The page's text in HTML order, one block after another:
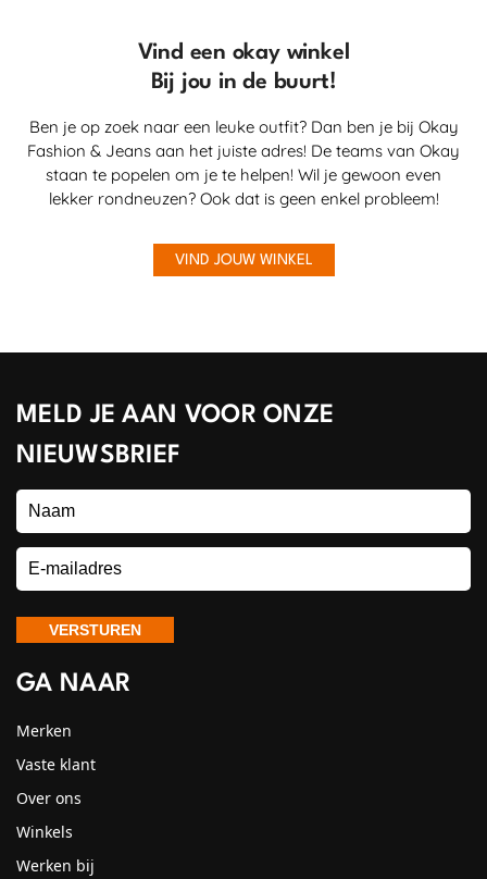
Vind een okay winkel
Bij jou in de buurt!
Ben je op zoek naar een leuke outfit? Dan ben je bij Okay
Fashion & Jeans aan het juiste adres! De teams van Okay
staan te popelen om je te helpen! Wil je gewoon even
lekker rondneuzen? Ook dat is geen enkel probleem!
VIND JOUW WINKEL
MELD JE AAN VOOR ONZE
NIEUWSBRIEF
GA NAAR
Merken
Vaste klant
Over ons
Winkels
Werken bij